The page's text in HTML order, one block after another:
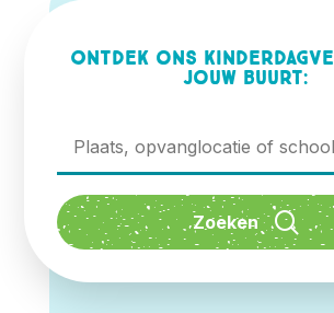
Ontdek ons
jouw buurt: